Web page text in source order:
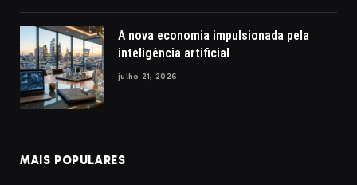
A nova economia impulsionada pela
inteligência artificial
julho 21, 2026
MAIS POPULARES